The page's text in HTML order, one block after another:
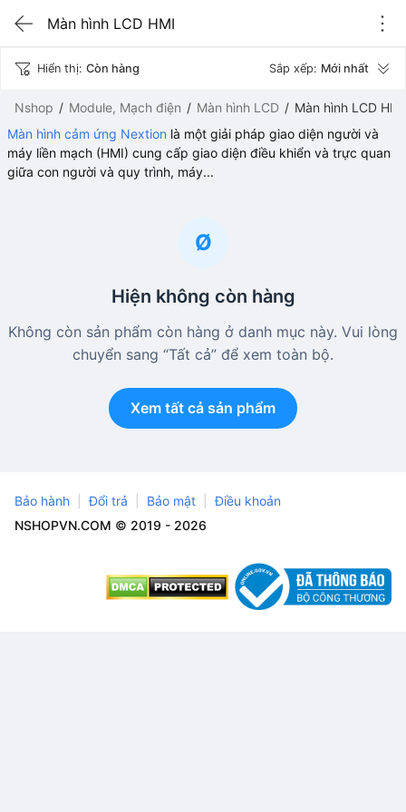
Màn hình LCD HMI
Nshop Module, Mạch điện Màn hình LCD
Màn hình LCD HMI
Màn hình cảm ứng Nextion là một giải pháp giao diện người và
máy liền mạch (HMI) cung cấp giao diện điều khiển và trực quan
giữa con người và quy trình, máy...
Hiển thị: Còn hàng Sắp xếp: Mới nhất
Ø
Hiện không còn hàng
Không còn sản phẩm còn hàng ở danh mục này. Vui lòng
chuyển sang “Tất cả” để xem toàn bộ.
Xem tất cả sản phẩm
Bảo hành Đổi trả Bảo mật
Điều khoản
NSHOPVN.COM © 2019 - 2026